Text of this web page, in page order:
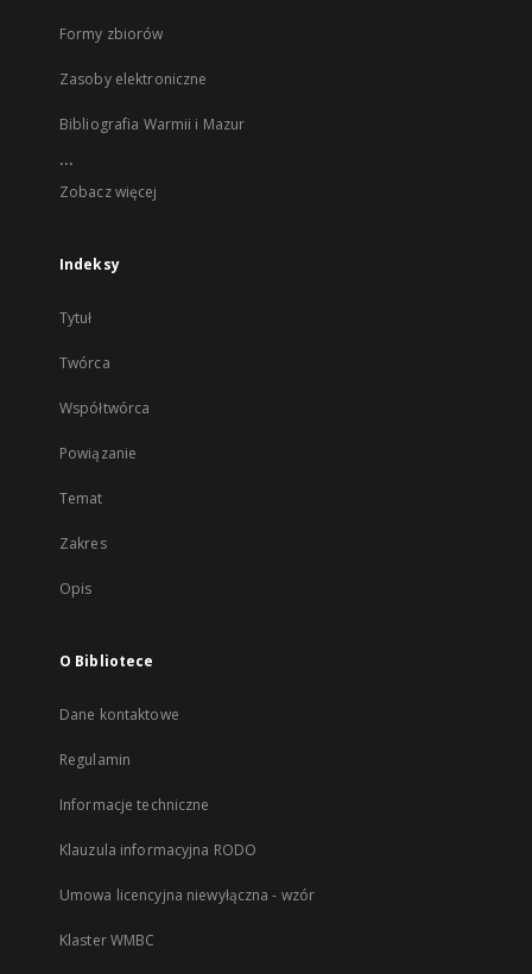
Formy zbiorów
Zasoby elektroniczne
Bibliografia Warmii i Mazur
...
Zobacz więcej
Indeksy
Tytuł
Twórca
Współtwórca
Powiązanie
Temat
Zakres
Opis
O Bibliotece
Dane kontaktowe
Regulamin
Informacje techniczne
Klauzula informacyjna RODO
Umowa licencyjna niewyłączna - wzór
Klaster WMBC